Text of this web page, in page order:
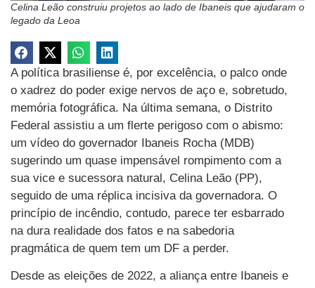
Celina Leão construiu projetos ao lado de Ibaneis que ajudaram o
legado da Leoa
A política brasiliense é, por excelência, o palco onde
o xadrez do poder exige nervos de aço e, sobretudo,
memória fotográfica. Na última semana, o Distrito
Federal assistiu a um flerte perigoso com o abismo:
um vídeo do governador Ibaneis Rocha (MDB)
sugerindo um quase impensável rompimento com a
sua vice e sucessora natural, Celina Leão (PP),
seguido de uma réplica incisiva da governadora. O
princípio de incêndio, contudo, parece ter esbarrado
na dura realidade dos fatos e na sabedoria
pragmática de quem tem um DF a perder.
Desde as eleições de 2022, a aliança entre Ibaneis e